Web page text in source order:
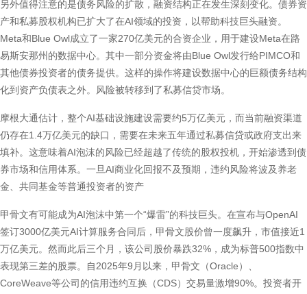
另外值得注意的是债务风险的扩散，融资结构正在发生深刻变化。债券资
产和私募股权机构已扩大了在AI领域的投资，以帮助科技巨头融资。
Meta和Blue Owl成立了一家270亿美元的合资企业，用于建设Meta在路
易斯安那州的数据中心。其中一部分资金将由Blue Owl发行给PIMCO和
其他债券投资者的债务提供。这样的操作将建设数据中心的巨额债务结构
化到资产负债表之外。风险被转移到了私募信贷市场。
摩根大通估计，整个AI基础设施建设需要约5万亿美元，而当前融资渠道
仍存在1.4万亿美元的缺口，需要在未来五年通过私募信贷或政府支出来
填补。这意味着AI泡沫的风险已经超越了传统的股权投机，开始渗透到债
券市场和信用体系。一旦AI商业化回报不及预期，违约风险将波及养老
金、共同基金等普通投资者的资产
甲骨文有可能成为AI泡沫中第一个“爆雷”的科技巨头。在宣布与OpenAI
签订3000亿美元AI计算服务合同后，甲骨文股价曾一度飙升，市值接近1
万亿美元。然而此后三个月，该公司股价暴跌32%，成为标普500指数中
表现第三差的股票。自2025年9月以来，甲骨文（Oracle）、
CoreWeave等公司的信用违约互换（CDS）交易量激增90%。投资者开